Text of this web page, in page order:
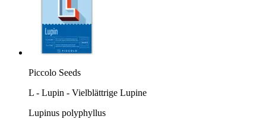
Piccolo Seeds
L - Lupin - Vielblättrige Lupine
Lupinus polyphyllus